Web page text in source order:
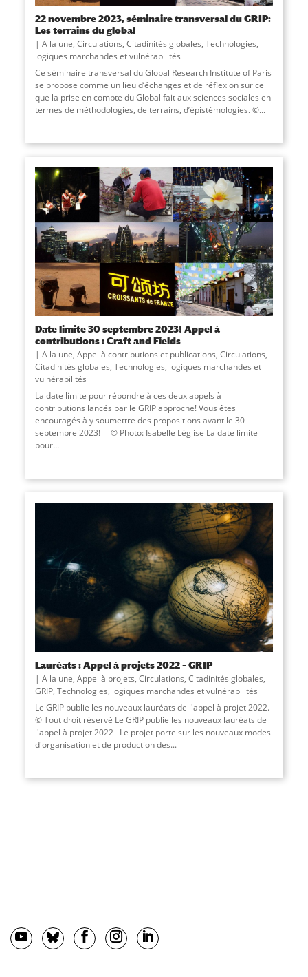
22 novembre 2023, séminaire transversal du GRIP:
Les terrains du global
A la une, Circulations, Citadinités globales, Technologies,
logiques marchandes et vulnérabilités
Ce séminaire transversal du Global Research Institute of Paris
se propose comme un lieu d’échanges et de réflexion sur ce
que la prise en compte du Global fait aux sciences sociales en
termes de méthodologies, de terrains, d’épistémologies. ©...
Date limite 30 septembre 2023! Appel à
contributions : Craft and Fields
A la une, Appel à contributions et publications, Circulations,
Citadinités globales, Technologies, logiques marchandes et
vulnérabilités
La date limite pour répondre à ces deux appels à
contributions lancés par le GRIP approche! Vous êtes
encouragés à y soumettre des propositions avant le 30
septembre 2023! © Photo: Isabelle Léglise La date limite
pour...
Lauréats : Appel à projets 2022 – GRIP
A la une, Appel à projets, Circulations, Citadinités globales,
GRIP, Technologies, logiques marchandes et vulnérabilités
Le GRIP publie les nouveaux lauréats de l'appel à projet 2022.
© Tout droit réservé Le GRIP publie les nouveaux lauréats de
l'appel à projet 2022 Le projet porte sur les nouveaux modes
d'organisation et de production des...